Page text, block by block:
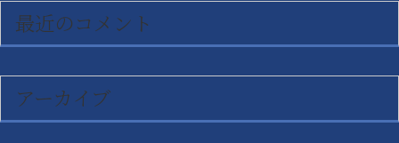
最近のコメント
アーカイブ